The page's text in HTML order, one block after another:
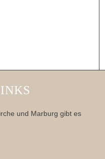
und Marburg gibt es